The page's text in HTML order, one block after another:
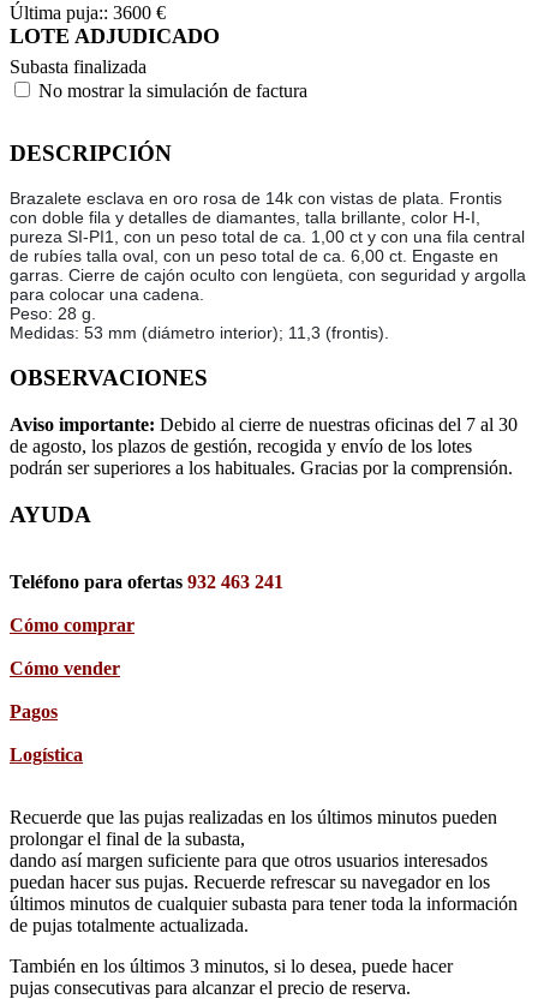
Última puja:: 3600 €
LOTE ADJUDICADO
Subasta finalizada
No mostrar la simulación de factura
DESCRIPCIÓN
Brazalete esclava en oro rosa de 14k con vistas de plata. Frontis
con doble fila y detalles de diamantes, talla brillante, color H-I,
pureza SI-PI1, con un peso total de ca. 1,00 ct y con una fila central
de rubíes talla oval, con un peso total de ca. 6,00 ct. Engaste en
garras. Cierre de cajón oculto con lengüeta, con seguridad y argolla
para colocar una cadena.
Peso: 28 g.
Medidas: 53 mm (diámetro interior); 11,3 (frontis).
OBSERVACIONES
Aviso importante: Debido al cierre de nuestras oficinas del 7 al 30
de agosto, los plazos de gestión, recogida y envío de los lotes
podrán ser superiores a los habituales. Gracias por la comprensión.
AYUDA
Teléfono para ofertas 932 463 241
Cómo comprar
Cómo vender
Pagos
Logística
Recuerde que las pujas realizadas en los últimos minutos pueden
prolongar el final de la subasta,
dando así margen suficiente para que otros usuarios interesados
puedan hacer sus pujas. Recuerde refrescar su navegador en los
últimos minutos de cualquier subasta para tener toda la información
de pujas totalmente actualizada.
También en los últimos 3 minutos, si lo desea, puede hacer
pujas consecutivas para alcanzar el precio de reserva.